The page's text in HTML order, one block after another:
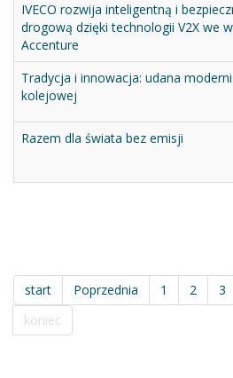
IVECO rozwija inteligentną i
drogową dzięki technologii V2X we
Accenture
Tradycja i innowacja: udana
kolejowej
Razem dla świata bez emisji
start Poprzednia 1 2 3
koniec